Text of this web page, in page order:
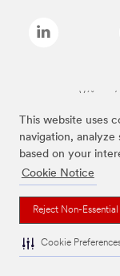
This website uses
navigation,
based on your
Cookie Notice
Reject Non-
Cookie
Výše